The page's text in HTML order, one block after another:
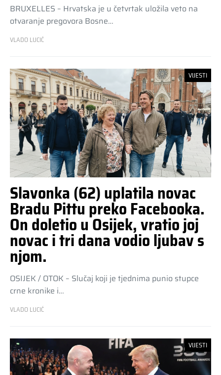
BRUXELLES – Hrvatska je u četvrtak uložila veto na
otvaranje pregovora Bosne…
VLADO LUCIĆ
VIJESTI
Slavonka (62) uplatila novac
Bradu Pittu preko Facebooka.
On doletio u Osijek, vratio joj
novac i tri dana vodio ljubav s
njom.
OSIJEK / OTOK – Slučaj koji je tjednima punio stupce
crne kronike i…
VLADO LUCIĆ
VIJESTI